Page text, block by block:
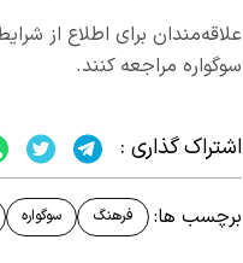
علاقه‌مندان برای اطلاع از
سوگواره مراجعه کنند.
اشتراک گذاری :
برچسب ها: فرهنگ سوگواره